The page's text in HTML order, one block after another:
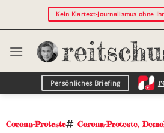
Kein Klartext-Journalismus ohne
Persönliches Briefing
Corona-Proteste Corona-Proteste,